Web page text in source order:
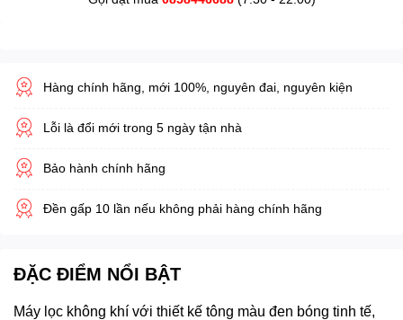
Hàng chính hãng, mới 100%, nguyên đai, nguyên kiện
Lỗi là đổi mới trong 5 ngày tận nhà
Bảo hành chính hãng
Đền gấp 10 lần nếu không phải hàng chính hãng
ĐẶC ĐIỂM NỔI BẬT
Máy lọc không khí với thiết kế tông màu đen bóng tinh tế,